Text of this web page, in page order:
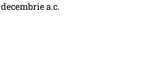
a.c.